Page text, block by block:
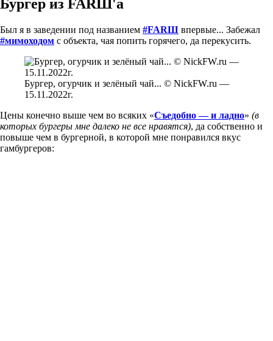
Бургер из FARШ'а
Был я в заведении под названием #FARШ впервые... Забежал
#мимоходом с объекта, чая попить горячего, да перекусить.
Бургер, огурчик и зелёный чай... © NickFW.ru —
15.11.2022г.
Цены конечно выше чем во всяких «Съедобно — и ладно» (в
которых бургеры мне далеко не все нравятся), да собственно и
повыше чем в бургерной, в которой мне понравился вкус
гамбургеров: